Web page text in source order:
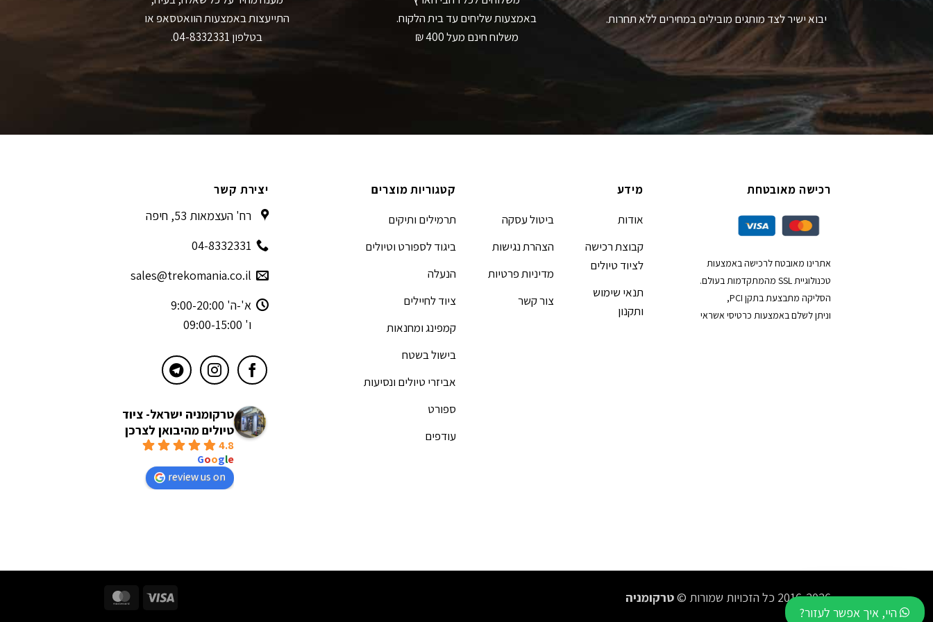
יבוא ישיר לצד מותגים מובילים במחירים ללא תחרות.
באמצעות שליחים עד בית הלקוח.
משלוח חינם מעל 400 ₪
התייעצות באמצעות הוואטסאפ או
בטלפון 04-8332331.
רכישה מאובטחת
אתרינו מאובטח לרכישה באמצעות
טכנולוגיית SSL מהמתקדמות בעולם.
הסליקה מתבצעת בתקן PCI,
וניתן לשלם באמצעות כרטיסי אשראי
מידע
אודות
קבוצת רכישה
לציוד טיולים
תנאי שימוש
ותקנון
ביטול עסקה
הצהרת נגישות
מדיניות פרטיות
צור קשר
קטגוריות מוצרים
תרמילים ותיקים
ביגוד לספורט וטיולים
הנעלה
ציוד לחיילים
קמפינג ומחנאות
בישול בשטח
אביזרי טיולים ונסיעות
ספורט
עודפים
יצירת קשר
רח' העצמאות 53, חיפה
04-8332331
sales@trekomania.co.il
א'-ה' 9:00-20:00
ו' 09:00-15:00
טרקומניה ישראל- ציוד
טיולים מהיבואן לצרכן
4.8
Google
review us on
Visa 2016-2026 כל הזכויות שמורות ©
טרקומניה
היי, איך אפשר לעזור?